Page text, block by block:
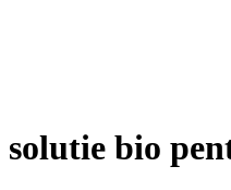
solutie bio